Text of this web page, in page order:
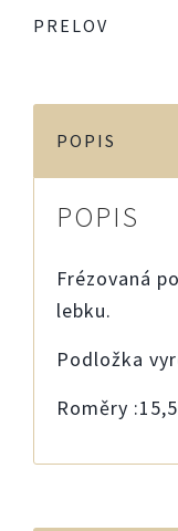
PRELOV
POPIS
POPIS
Frézovaná
lebku.
Podložka
Roměry